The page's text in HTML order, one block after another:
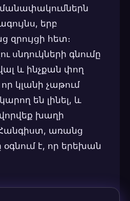
երբ
զրույցի հետ։
սնդուկների գնումը
և ինչքան փող
կլանի չաթում
են լինել, և
խաղի
առանց
է, որ երեխան